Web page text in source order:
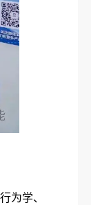
为学、